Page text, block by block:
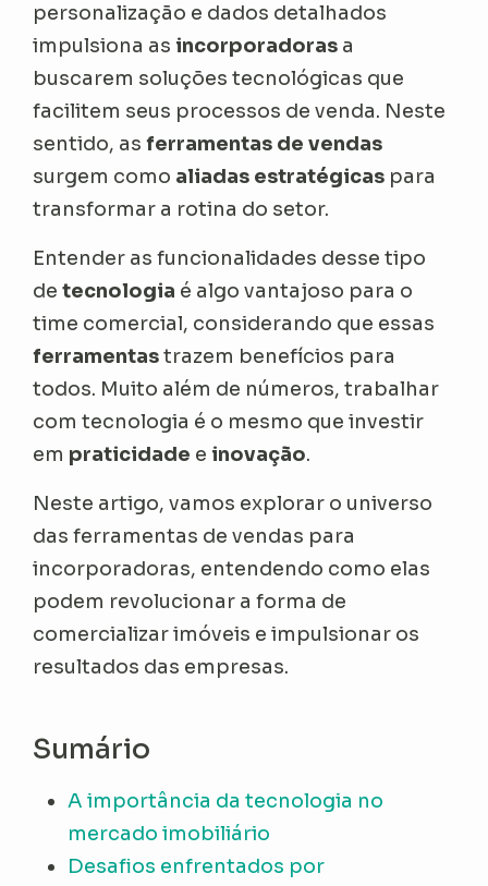
personalização e dados detalhados
impulsiona as incorporadoras a
buscarem soluções tecnológicas que
facilitem seus processos de venda. Neste
sentido, asferramentas de vendas
surgem como aliadas estratégicas para
transformar a rotina do setor.
Entender as funcionalidades desse tipo
detecnologia é algo vantajoso para o
time comercial, considerando que essas
ferramentastrazem benefícios para
todos. Muito além de números, trabalhar
com tecnologia é o mesmo que investir
em praticidade e inovação.
Neste artigo, vamos explorar o universo
das ferramentas de vendas para
incorporadoras, entendendo como elas
podem revolucionar a forma de
comercializar imóveis e impulsionar os
resultados das empresas.
Sumário
A importância da tecnologia no
mercado imobiliário
Desafios enfrentados por